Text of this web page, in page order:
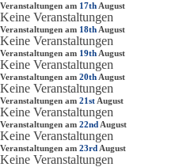
Veranstaltungen am 17th August
Keine Veranstaltungen
Veranstaltungen am 18th August
Keine Veranstaltungen
Veranstaltungen am 19th August
Keine Veranstaltungen
Veranstaltungen am 20th August
Keine Veranstaltungen
Veranstaltungen am 21st August
Keine Veranstaltungen
Veranstaltungen am 22nd August
Keine Veranstaltungen
Veranstaltungen am 23rd August
Keine Veranstaltungen